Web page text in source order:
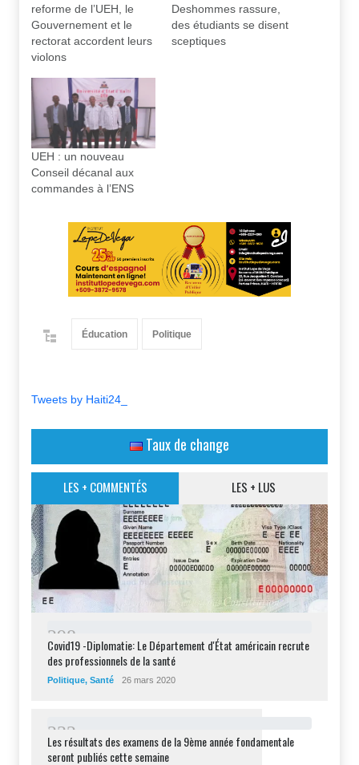
reforme de l’UEH, le
Gouvernement et le
rectorat accordent leurs
violons
Deshommes rassure,
des étudiants se disent
sceptiques
UEH : un nouveau
Conseil décanal aux
commandes à l’ENS
Éducation Politique
Tweets by Haiti24_
Taux de change
LES + COMMENTÉS LES + LUS
298
Covid19 -Diplomatie: Le Département d'État américain recrute
des professionnels de la santé
Politique, Santé 26 mars 2020
232
Les résultats des examens de la 9ème année fondamentale
seront publiés cette semaine